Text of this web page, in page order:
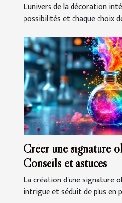
L'univers de la décoration
possibilités et chaque choix
Créer une signature
Conseils et astuces
La création d'une signature
intrigue et séduit de plus en